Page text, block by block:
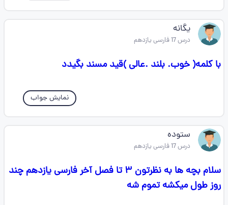
یگانه
درس 17 فارسی یازدهم
با کلمه( خوب. بلند .عالی )قید مسند بگیدد
نمایش جواب
ستوده
درس 17 فارسی یازدهم
سلام بچه ها به نظرتون ۳ تا فصل آخر فارسی یازدهم چند
روز طول میکشه تموم شه